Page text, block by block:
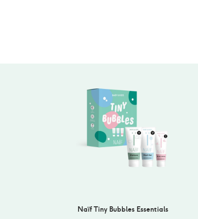
Naïf Tiny Bubbles Essentials